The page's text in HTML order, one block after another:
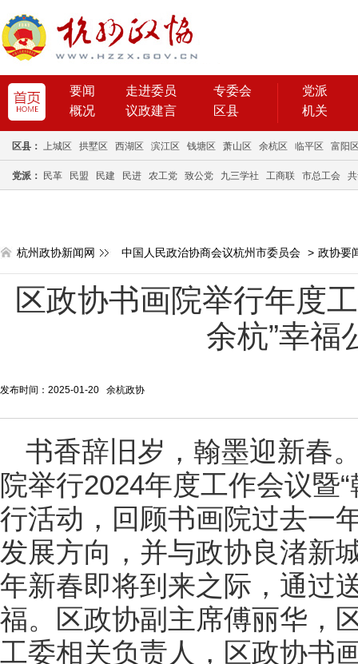
要闻 走进委员
专委会
概况
议政建言 区县
党派
机关
区县： 上城区 拱墅区 西湖区 滨江区 钱塘区 萧山区 余杭区 临平区 富阳
党派： 民革 民盟 民建 民进 农工党 致公党 九三学社 工商联 市总工会
杭州政协新闻网 中国人民政治协商会议杭州市委员会 > 政协要
区政协书画院举行年度
余杭”幸福
发布时间：2025-01-20 余杭政协
书香辞旧岁，翰墨迎新春
院举行2024年度工作会议暨
行活动，回顾书画院过去一
发展方向，并与政协良渚新
年新春即将到来之际，通过
福。区政协副主席傅丽华，
工委相关负责人，区政协书